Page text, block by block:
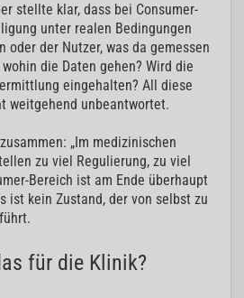
stellte klar, dass bei Consumer-
unter realen Bedingungen
oder der Nutzer, was da gemessen
die Daten gehen? Wird die
eingehalten? All diese
weitgehend unbeantwortet.
„Im medizinischen
zu viel Regulierung, zu viel
Bereich ist am Ende überhaupt
ist kein Zustand, der von selbst zu
für die Klinik?